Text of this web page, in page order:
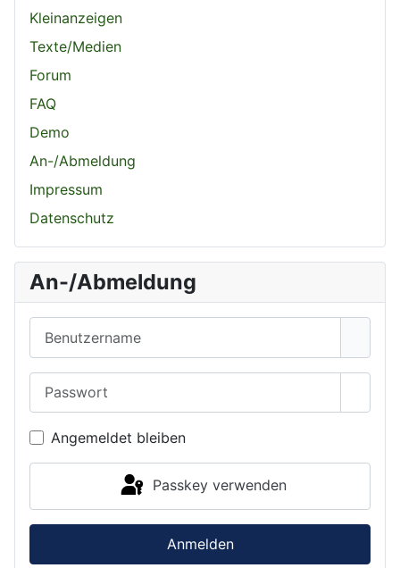
Kleinanzeigen
Texte/Medien
Forum
FAQ
Demo
An-/Abmeldung
Impressum
Datenschutz
An-/Abmeldung
Angemeldet bleiben
Passkey verwenden
Anmelden